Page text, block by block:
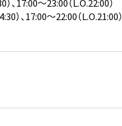
）、17:00～22:00（L.O.21:00）